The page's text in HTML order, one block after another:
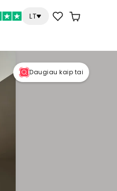
LT
Daugiau kaip tai